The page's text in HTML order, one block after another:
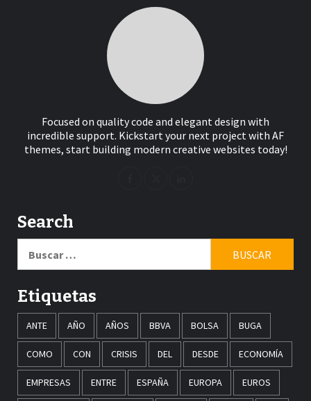
Focused on quality code and elegant design with
incredible support. Kickstart your next project with AF
themes, start building modern creative websites today!
Search
Etiquetas
ANTE AÑO AÑOS BBVA BOLSA BUGA
COMO CON CRISIS DEL DESDE ECONOMÍA
EMPRESAS ENTRE ESPAÑA EUROPA EUROS